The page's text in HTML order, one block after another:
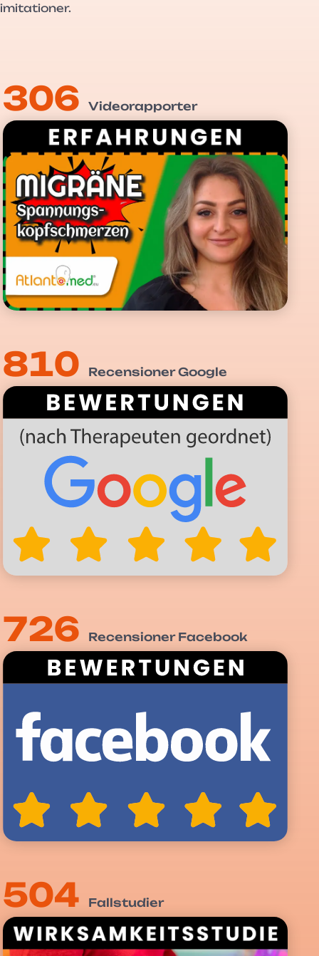
imitationer.
306 Videorapporter
810 Recensioner Google
726 Recensioner Facebook
504 Fallstudier